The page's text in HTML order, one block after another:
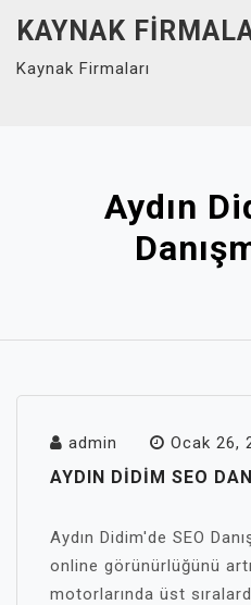
content
KAYNAK
Kaynak Firmaları
Aydın
admin Ocak 26,
AYDIN DIDIM SEO
Aydın Didim'de SEO
online görünürlüğünü
motorlarında üst